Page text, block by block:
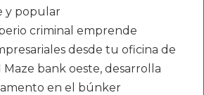
y popular
criminal emprende
desde tu oficina de
bank oeste, desarrolla
en el búnker